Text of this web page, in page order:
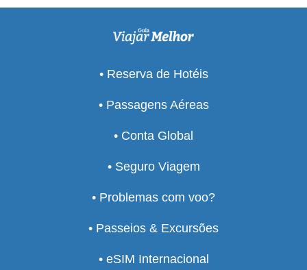
• Reserva de Hotéis
• Passagens Aéreas
• Conta Global
• Seguro Viagem
• Problemas com voo?
• Passeios & Excursões
• eSIM Internacional